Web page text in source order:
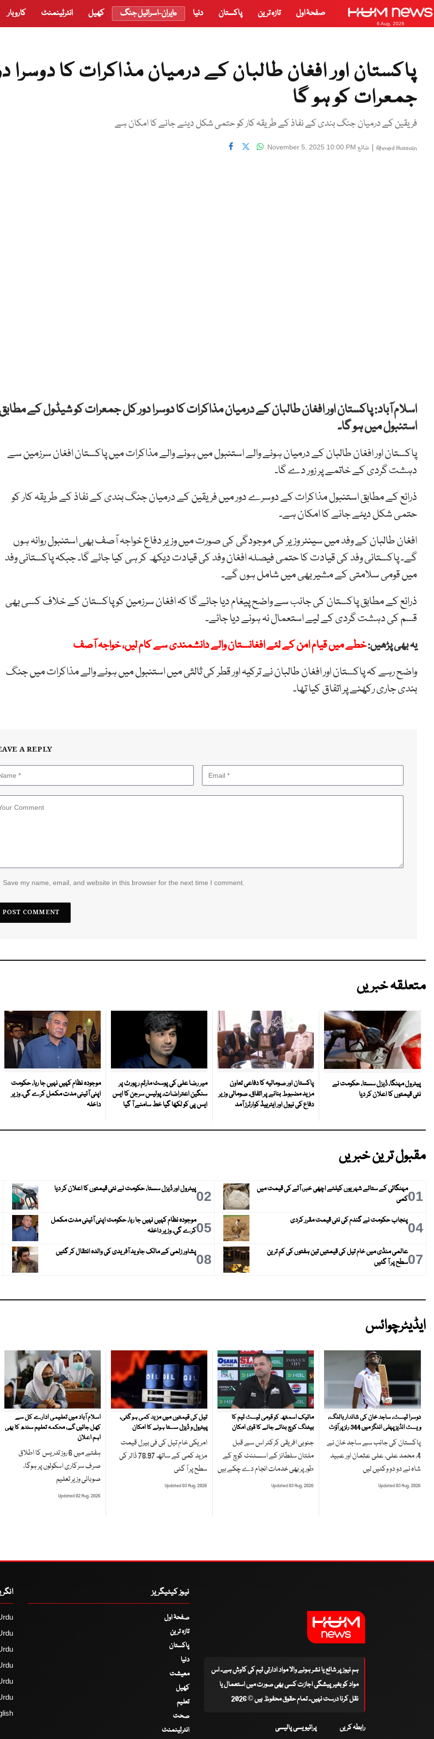
6 Aug, 2026
صفحۂ اول تازہ ترین پاکستان دنیا ایران-اسرائیل جنگ کھیل انٹرٹینمنٹ کاروبار
پاکستان اور افغان طالبان کے درمیان مذاکرات کا دوسرا
جمعرات کو ہو گا
فریقین کے درمیان جنگ بندی کے نفاذ کے طریقہ کار کو حتمی شکل دیئے جانے کا امکان ہے
Ahmed Hussain
| شائع November 5, 2025 10:00 PM
اسلام آباد: پاکستان اور افغان طالبان کے درمیان مذاکرات کا دوسرا دور کل جمعرات کو شیڈول کے
استنبول میں ہو گا۔
پاکستان اور افغان طالبان کے درمیان ہونے والے استنبول میں ہونے والے مذاکرات میں پاکستان افغان سرزمین سے
دہشت گردی کے خاتمے پر زور دے گا۔
ذرائع کے مطابق استنبول مذاکرات کے دوسرے دور میں فریقین کے درمیان جنگ بندی کے نفاذ کے طریقہ کار کو
حتمی شکل دیئے جانے کا امکان ہے۔
افغان طالبان کے وفد میں سینئر وزیر کی موجودگی کی صورت میں وزیر دفاع خواجہ آصف بھی استنبول روانہ ہوں
گے۔ پاکستانی وفد کی قیادت کا حتمی فیصلہ افغان وفد کی قیادت دیکھ کر ہی کیا جائے گا۔ جبکہ پاکستانی وفد
میں قومی سلامتی کے مشیر بھی میں شامل ہوں گے۔
ذرائع کے مطابق پاکستان کی جانب سے واضح پیغام دیا جائے گا کہ افغان سرزمین کو پاکستان کے خلاف کسی بھی
قسم کی دہشت گردی کے لیے استعمال نہ ہونے دیا جائے۔
یہ بھی پڑھیں:خطے میں قیام امن کے لئے افغانستان والے دانشمندی سے کام لیں، خواجہ آصف
واضح رہے کہ پاکستان اور افغان طالبان نے ترکیہ اور قطر کی ثالثی میں استنبول میں ہونے والے مذاکرات میں جنگ
بندی جاری رکھنے پر اتفاق کیا تھا۔
A REPLY
Save my name, email, and website in this browser for the next time I comment.
متعلقہ خبریں
پیٹرول مہنگا، ڈیزل سستا، حکومت نے
نئی قیمتوں کا اعلان کر دیا
پاکستان اور صومالیہ کا دفاعی تعاون
مزید مضبوط بنانے پر اتفاق، صومالی وزیر
دفاع کی نیول اور ایئرہیڈ کوارٹرز آمد
میر رضا علی کی پوسٹ مارٹم رپورٹ پر
سنگین اعتراضات، پولیس سرجن کا ایس
ایس پی کو لکھا گیا خط سامنے آ گیا
موجودہ نظام کہیں نہیں جا رہا، حکومت
اپنی آئینی مدت مکمل کرے گی، وزیر
داخلہ
مقبول ترین خبریں
01مہنگائی کے ستائے شہریوں کیلئے اچھی خبر، آٹے کی قیمت میں
کمی
02پیٹرول اور ڈیزل سستا، حکومت نے نئی قیمتوں کا اعلان کر دیا
04پنجاب حکومت نے گندم کی نئی قیمت مقرر کردی 05موجودہ نظام کہیں نہیں جا رہا، حکومت اپنی آئینی مدت مکمل
کرے گی، وزیر داخلہ
07عالمی منڈی میں خام تیل کی قیمتیں تین ہفتوں کی کم ترین
سطح پر آ گئیں
08پشاور زلمی کے مالک جاوید آفریدی کی والدہ انتقال کر گئیں
ایڈیٹرچوائس
دوسرا ٹیسٹ، ساجد خان کی شاندار بالنگ،
ویسٹ انڈیز پہلی اننگز میں 344 رنز پر آؤٹ
پاکستان کی جانب سے ساجد خان نے
4، محمد علی، علی عثمان اور عبید
شاہ نے دو دو وکٹیں لیں
Updated 03 Aug, 2026
مائیک اسمتھ کو قومی ٹیسٹ ٹیم کا
بیٹنگ کوچ بنائے جانے کا قوی امکان
جنوبی افریقی کرکٹر اس سے قبل
ملتان سلطانز کے اسسٹنٹ کوچ کے
طور پر بھی خدمات انجام دے چکے ہیں
Updated 03 Aug, 2026
تیل کی قیمتوں میں مزید کمی ہو گئی،
پیٹرول و ڈیزل سستا ہونے کا امکان
امریکی خام تیل کی فی بیرل قیمت
مزید کمی کے ساتھ 78.97 ڈالر کی
سطح پر آ گئی
Updated 03 Aug, 2026
اسلام آباد میں تعلیمی ادارے کل سے
کھل جائیں گے، محکمہ تعلیم سندھ کا بھی
اہم اعلان
ہفتے میں 6 روز تدریس کا اطلاق
صرف سرکاری اسکولوں پر ہوگا،
صوبائی وزیر تعلیم
Updated 02 Aug, 2026
ہم نیوز پر شائع یا نشر ہونے والا مواد ادارتی ٹیم کی کاوش ہے۔ اس
مواد کو بغیر پیشگی اجازت کسی بھی صورت میں استعمال یا
نقل کرنا درست نہیں۔ تمام حقوق محفوظ ہیں © 2026
رابطہ کریں پرائیویسی پالیسی
نیوز کیٹیگریز
صفحۂ اول
تازہ ترین
پاکستان
دنیا
معیشت
کھیل
تعلیم
صحت
انٹرٹینمنٹ